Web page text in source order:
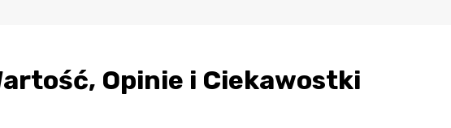
Opinie i Ciekawostki